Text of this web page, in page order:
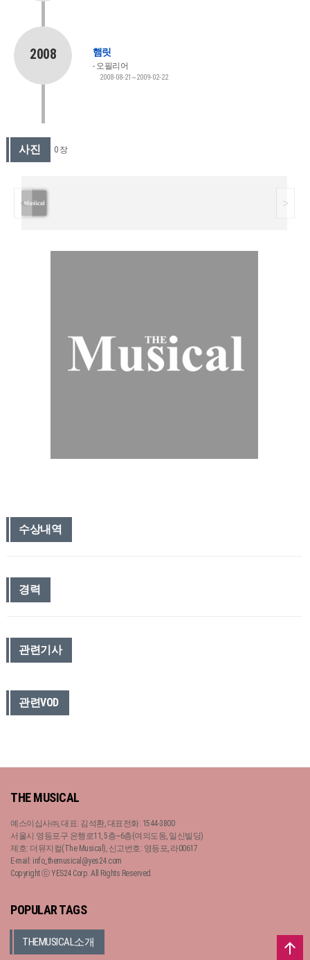
2008 햄릿
오필리어
2008-08-21~2009-02-22
사진 0 장
수상내역
경력
관련기사
관련VOD
THE MUSICAL
예스이십사㈜, 대표: 김석환, 대표전화: 1544-3800
서울시 영등포구 은행로11, 5층~6층(여의도동, 일신빌딩)
제호: 더뮤지컬(The Musical), 신고번호: 영등포, 라00617
E-mail: info_themusical@yes24.com
Copyright ⓒ YES24 Corp. All Rights Reserved.
POPULAR TAGS
THEMUSICAL소개